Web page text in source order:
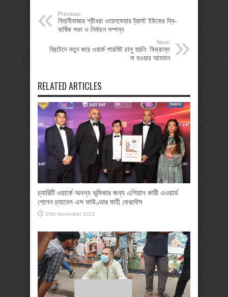
Previous:
বিয়ানীবাজার শ্রীধরা ওয়েলফেয়ার ট্রাস্ট ইউকের দ্বি-
বার্ষিক সভা ও নির্বাচন সম্পন্ন
Next:
ব্রিটেনে নতুন করে ওয়ার্ক পারমিট চালু হয়নি: বিভ্রান্ত
না হওয়ার আহবান
RELATED ARTICLES
চ্যারিটি ওয়ার্কে অনন্য ভূমিকার জন্য এশিয়ান কারী এওয়ার্ড
পেলেন চ্যানেল এস ফাউণ্ডার মাহী ফেরদৌস
25th November 2021